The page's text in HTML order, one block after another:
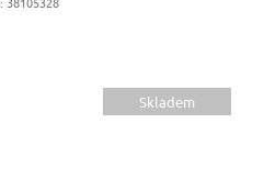
Skladem